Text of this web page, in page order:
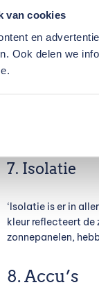
van cookies
en
Ook delen we
6. Airco’s
‘Airco’s
te koelen. Maar
ze gebruik maken
Handig voor
dag aan te laten
7. Isolatie
‘Isolatie is er in
kleur reflecteert de
zonnepanelen,
8. Accu’s